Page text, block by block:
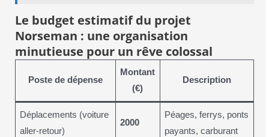
Le budget estimatif du projet
Norseman : une organisation
minutieuse pour un rêve colossal
Poste de dépense
Montant
(€)
Description
Déplacements (voiture
aller-retour)
2000
Péages, ferrys, ponts
payants, carburant